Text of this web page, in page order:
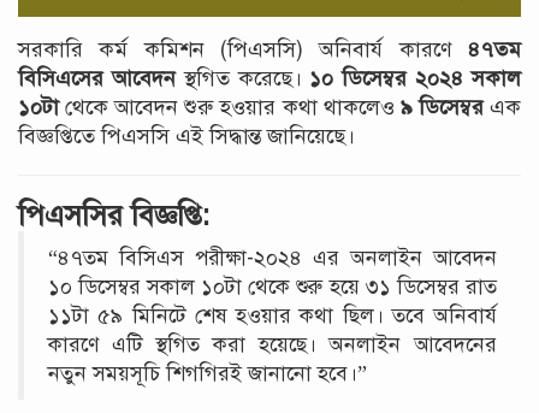
সরকারি কর্ম কমিশন (পিএসসি) অনিবার্য কারণে ৪৭তম
বিসিএসের আবেদনস্থগিত করেছে। ১০ ডিসেম্বর ২০২৪ সকাল
১০টাথেকে আবেদন শুরু হওয়ার কথা থাকলেও ৯ ডিসেম্বরএক
বিজ্ঞপ্তিতে পিএসসি এই সিদ্ধান্ত জানিয়েছে।
পিএসসির বিজ্ঞপ্তি:
“৪৭তম বিসিএস পরীক্ষা-২০২৪ এর অনলাইন আবেদন
১০ ডিসেম্বর সকাল ১০টা থেকে শুরু হয়ে ৩১ ডিসেম্বর রাত
১১টা ৫৯ মিনিটে শেষ হওয়ার কথা ছিল। তবে অনিবার্য
কারণে এটি স্থগিত করা হয়েছে। অনলাইন আবেদনের
নতুন সময়সূচি শিগগিরই জানানো হবে।”